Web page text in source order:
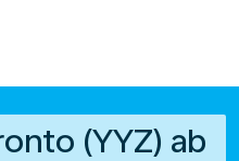
(YYZ) ab